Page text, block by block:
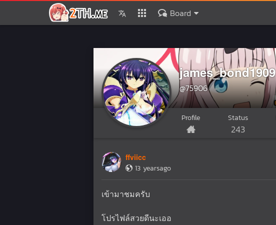
Board
james_bond1909
@75906
Profile Status
243
ffviicc
13 yearsago
เข้ามาชมครับ
โปรไฟล์สวยดีนะเออ